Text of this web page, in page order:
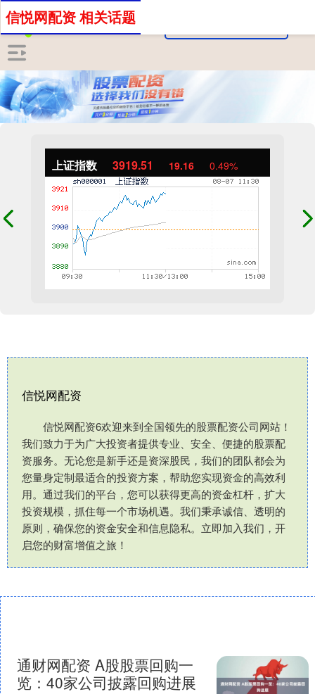
上证指数 3919.51 19.16 0.49%
信悦网配资
信悦网配资6欢迎来到全国领先的股票配资公司网站！
我们致力于为广大投资者提供专业、安全、便捷的股票配
资服务。无论您是新手还是资深股民，我们的团队都会为
您量身定制最适合的投资方案，帮助您实现资金的高效利
用。通过我们的平台，您可以获得更高的资金杠杆，扩大
投资规模，抓住每一个市场机遇。我们秉承诚信、透明的
原则，确保您的资金安全和信息隐私。立即加入我们，开
启您的财富增值之旅！
信悦网配资 相关话题
通财网配资 A股股票回购一
览：40家公司披露回购进展